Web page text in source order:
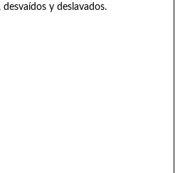
y deslavados.